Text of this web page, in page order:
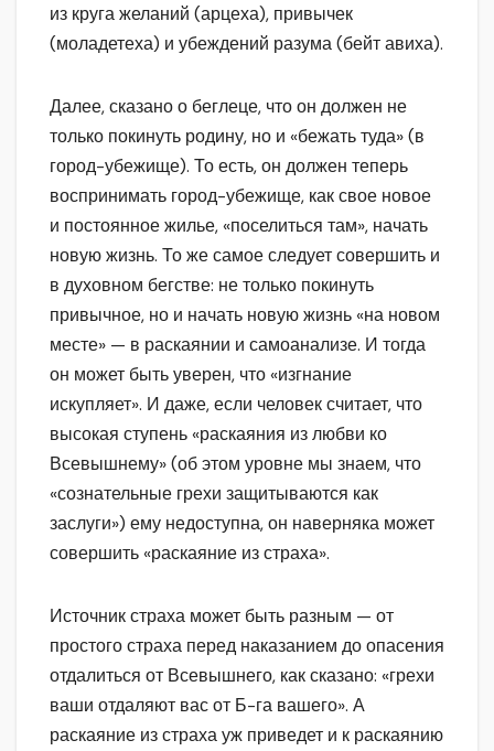
из круга желаний (арцеха), привычек
(моладетеха) и убеждений разума (бейт авиха).
Далее, сказано о беглеце, что он должен не
только покинуть родину, но и «бежать туда» (в
город-убежище). То есть, он должен теперь
воспринимать город-убежище, как свое новое
и постоянное жилье, «поселиться там», начать
новую жизнь. То же самое следует совершить и
в духовном бегстве: не только покинуть
привычное, но и начать новую жизнь «на новом
месте» — в раскаянии и самоанализе. И тогда
он может быть уверен, что «изгнание
искупляет». И даже, если человек считает, что
высокая ступень «раскаяния из любви ко
Всевышнему» (об этом уровне мы знаем, что
«сознательные грехи защитываются как
заслуги») ему недоступна, он наверняка может
совершить «раскаяние из страха».
Источник страха может быть разным — от
простого страха перед наказанием до опасения
отдалиться от Всевышнего, как сказано: «грехи
ваши отдаляют вас от Б-га вашего». А
раскаяние из страха уж приведет и к раскаянию